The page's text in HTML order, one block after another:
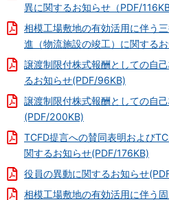
異に関するお知らせ（PDF/116KB
相模工場敷地の有効活用に伴う
進（物流施設の竣工）に関する
譲渡制限付株式報酬としての自
るお知らせ(PDF/96KB)
譲渡制限付株式報酬としての自
(PDF/200KB)
TCFD提言への賛同表明および
関するお知らせ(PDF/176KB)
役員の異動に関するお知らせ
相模工場敷地の有効活用に伴う